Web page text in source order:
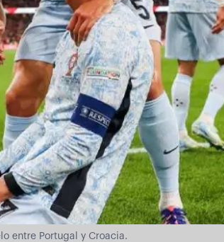
entre Portugal y Croacia.